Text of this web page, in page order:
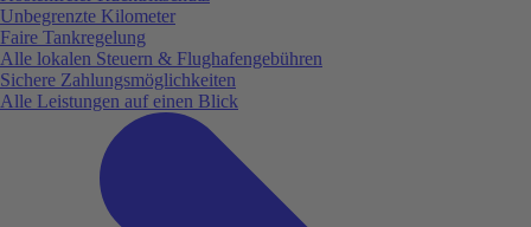
Unbegrenzte Kilometer
Faire Tankregelung
Alle lokalen Steuern & Flughafengebühren
Sichere Zahlungsmöglichkeiten
Alle Leistungen auf einen Blick